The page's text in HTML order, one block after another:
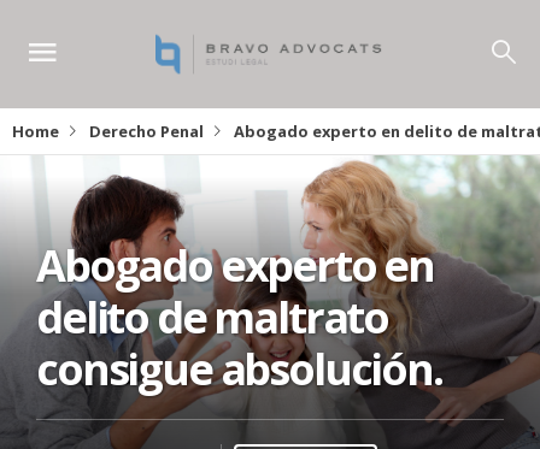
Home Derecho Penal Abogado experto en delito de
Abogado experto en
delito de maltrato
consigue absolución.